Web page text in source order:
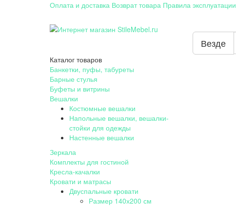
Оплата и доставка Возврат товара Правила эксплуатации
Везде
Каталог товаров
Банкетки, пуфы, табуреты
Барные стулья
Буфеты и витрины
Вешалки
Костюмные вешалки
Напольные вешалки, вешалки-
стойки для одежды
Настенные вешалки
Зеркала
Комплекты для гостиной
Кресла-качалки
Кровати и матрасы
Двуспальные кровати
Размер 140х200 см